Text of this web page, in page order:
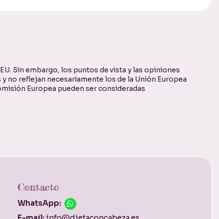
Sin embargo, los puntos de vista y las opiniones
no reflejan necesariamente los de la Unión Europea
Europea pueden ser consideradas
Contacto
WhatsApp: